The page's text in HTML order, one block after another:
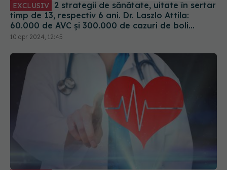
EXCLUSIV
timp de 13, respectiv 6 ani. Dr. Laszlo Attila:
60.000 de AVC și 300.000 de cazuri de boli
cardiovasculare pe AN și noi stăm și nu facem
10 apr 2024, 12:45